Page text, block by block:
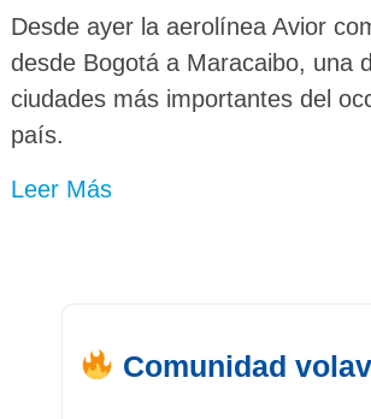
Desde ayer la aerolínea Avior
desde Bogotá a Maracaibo, una
ciudades más importantes del
país.
Leer Más
Comunidad